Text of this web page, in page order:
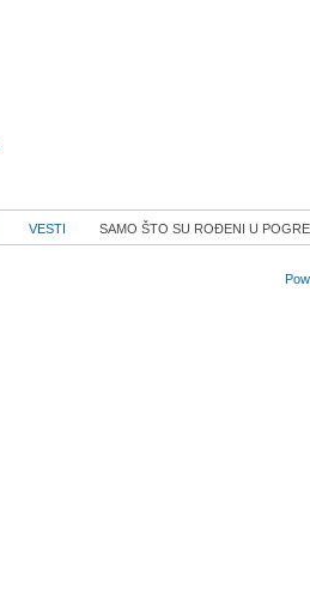
VESTI SAMO ŠTO SU ROĐENI U